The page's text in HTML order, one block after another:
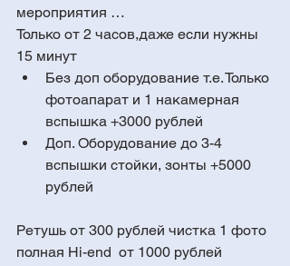
мероприятия …
Только от 2 часов,даже если нужны
15 минут
Без доп оборудование т.е. Только
фотоапарат и 1 накамерная
вспышка +3000 рублей
Доп. Оборудование до 3-4
вспышки стойки, зонты +5000
рублей
Ретушь от 300 рублей чистка 1 фото
полная Hi-end  от 1000 рублей